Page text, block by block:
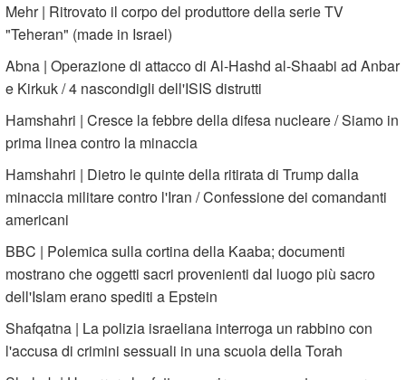
Mehr | Ritrovato il corpo del produttore della serie TV
"Teheran" (made in Israel)
Abna | Operazione di attacco di Al-Hashd al-Shaabi ad Anbar
e Kirkuk / 4 nascondigli dell'ISIS distrutti
Hamshahri | Cresce la febbre della difesa nucleare / Siamo in
prima linea contro la minaccia
Hamshahri | Dietro le quinte della ritirata di Trump dalla
minaccia militare contro l'Iran / Confessione dei comandanti
americani
BBC | Polemica sulla cortina della Kaaba; documenti
mostrano che oggetti sacri provenienti dal luogo più sacro
dell'Islam erano spediti a Epstein
Shafqatna | La polizia israeliana interroga un rabbino con
l'accusa di crimini sessuali in una scuola della Torah